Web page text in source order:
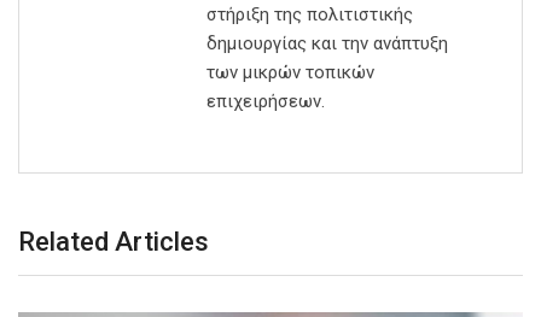
στήριξη της πολιτιστικής
δημιουργίας και την ανάπτυξη
των μικρών τοπικών
επιχειρήσεων.
Related Articles